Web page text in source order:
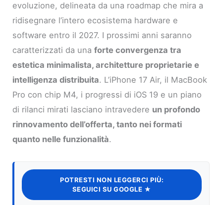
evoluzione, delineata da una roadmap che mira a
ridisegnare l’intero ecosistema hardware e
software entro il 2027. I prossimi anni saranno
caratterizzati da unaforte convergenza tra
estetica minimalista, architetture proprietarie e
intelligenza distribuita. L’iPhone 17 Air, il MacBook
Pro con chip M4, i progressi di iOS 19 e un piano
di rilanci mirati lasciano intravedere un profondo
rinnovamento dell’offerta, tanto nei formati
quanto nelle funzionalità.
POTRESTI NON LEGGERCI PIÙ:
SEGUICI SU GOOGLE ★